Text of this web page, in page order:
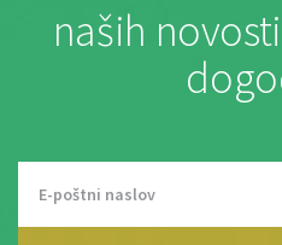
naših